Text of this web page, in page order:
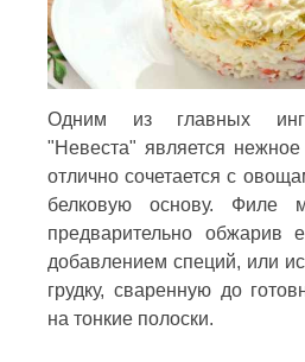
Одним из главных
"Невеста" является
отлично сочетается с
белковую основу. Филе
предварительно обжарив
добавлением специй, или
грудку, сваренную до
на тонкие полоски.